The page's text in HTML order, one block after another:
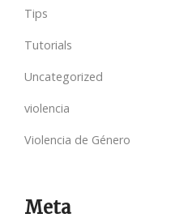
Tips
Tutorials
Uncategorized
violencia
Violencia de Género
Meta